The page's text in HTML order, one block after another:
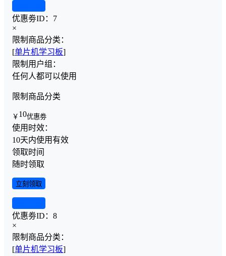
优惠劵ID： 7
×
限制商品分类：
[单片机学习板]
限制用户组：
任何人都可以使用
限制商品分类
￥ 10优惠劵
使用时效：
10天内使用有效
领取时间
随时领取
立刻领取
优惠劵ID： 8
×
限制商品分类：
[单片机学习板]